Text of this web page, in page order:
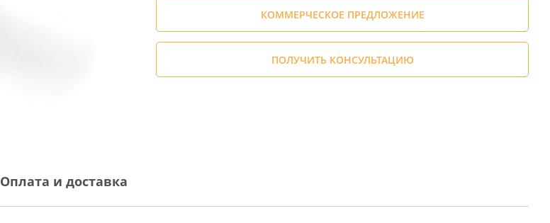
КОММЕРЧЕСКОЕ ПРЕДЛОЖЕНИЕ
ПОЛУЧИТЬ КОНСУЛЬТАЦИЮ
Оплата и доставка